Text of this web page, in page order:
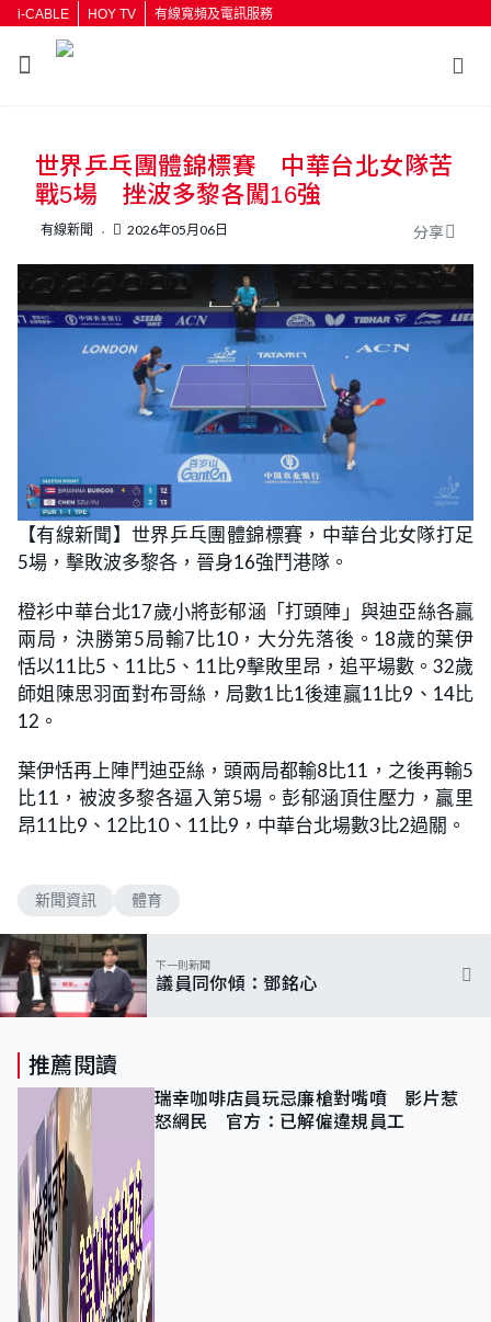
i-CABLE HOY TV 有線寬頻及電訊服務
按輸入鍵開始搜尋
世界乒乓團體錦標賽 中華台北女隊苦
戰5場 挫波多黎各闖16強
有線新聞 2026年05月06日 分享
【有線新聞】世界乒乓團體錦標賽，中華台北女隊打足
5場，擊敗波多黎各，晉身16強鬥港隊。
橙衫中華台北17歲小將彭郁涵「打頭陣」與迪亞絲各贏
兩局，決勝第5局輸7比10，大分先落後。18歲的葉伊
恬以11比5、11比5、11比9擊敗里昂，追平場數。32歲
師姐陳思羽面對布哥絲，局數1比1後連贏11比9、14比
12。
葉伊恬再上陣鬥迪亞絲，頭兩局都輸8比11，之後再輸5
比11，被波多黎各逼入第5場。彭郁涵頂住壓力，贏里
昂11比9、12比10、11比9，中華台北場數3比2過關。
新聞資訊 體育
下一則新聞
議員同你傾：鄧銘心
推薦閱讀
瑞幸咖啡店員玩忌廉槍對嘴噴 影片惹
怒網民 官方：已解僱違規員工